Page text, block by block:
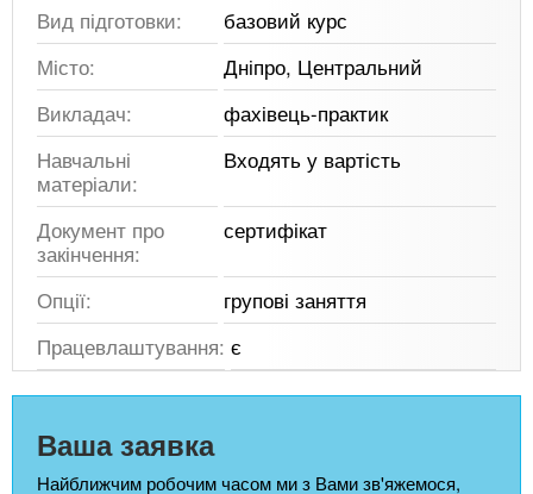
Вид підготовки:
базовий курс
Місто:
Дніпро, Центральний
Викладач:
фахівець-практик
Навчальні
матеріали:
Входять у вартість
Документ про
закінчення:
сертифікат
Опції:
групові заняття
Працевлаштування: є
Ваша заявка
Найближчим робочим часом ми з Вами зв'яжемося,